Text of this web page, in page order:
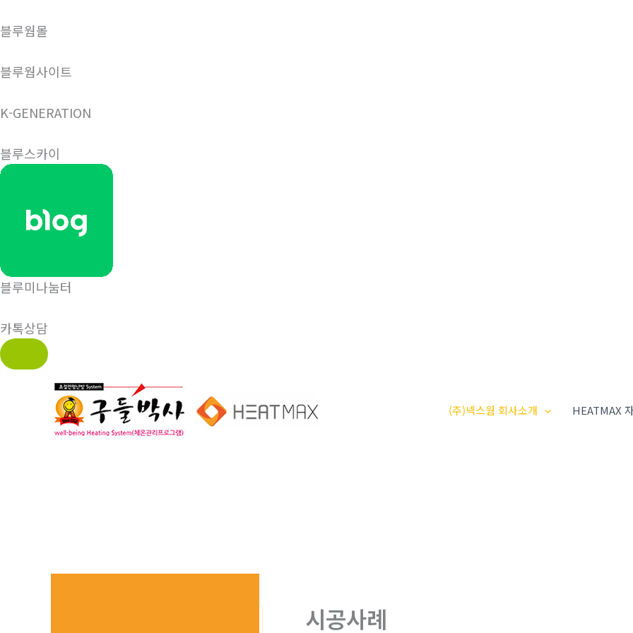
블루웜몰
블루웜사이트
K-GENERATION
블루스카이
블루미나눔터
카톡상담
(주)넥스웜 회사소개 HEATMAX
시공사례